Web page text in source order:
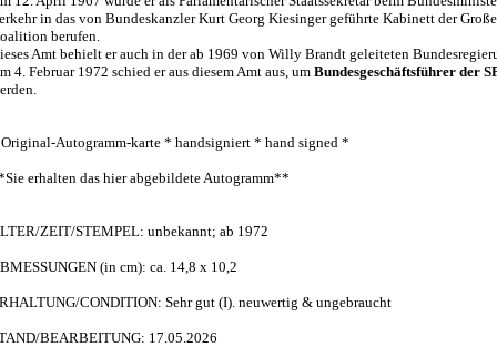
in das von Bundeskanzler Kurt Georg Kiesinger geführte Kabinett der
berufen.
Amt behielt er auch in der ab 1969 von Willy Brandt geleiteten
4. Februar 1972 schied er aus diesem Amt aus, um Bundesgeschäftsführer der
Autogramm-karte * handsigniert * hand signed *
erhalten das hier abgebildete Autogramm**
ZEIT/STEMPEL: unbekannt; ab 1972
(in cm): ca. 14,8 x 10,2
CONDITION: Sehr gut (I). neuwertig & ungebraucht
BEARBEITUNG: 17.05.2026